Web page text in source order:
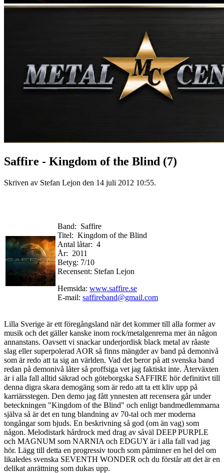
Saffire - Kingdom of the Blind (7)
Skriven av Stefan Lejon den 14 juli 2012 10:55.
Band: Saffire
Titel: Kingdom of the Blind
Antal låtar: 4
År: 2011
Betyg: 7/10
Recensent: Stefan Lejon
Hemsida: www.saffire.se
E-mail: saffireband@gmail.com
Lilla Sverige är ett föregångsland när det kommer till alla former av
musik och det gäller kanske inom rock/metalgenrerna mer än någon
annanstans. Oavsett vi snackar underjordisk black metal av råaste
slag eller superpolerad AOR så finns mängder av band på demonivå
som är redo att ta sig an världen. Vad det beror på att svenska band
redan på demonivå låter så proffsiga vet jag faktiskt inte. Återväxten
är i alla fall alltid säkrad och göteborgska SAFFIRE hör definitivt till
denna digra skara demogäng som är redo att ta ett kliv upp på
karriärsstegen. Den demo jag fått ynnesten att recensera går under
beteckningen "Kingdom of the Blind" och enligt bandmedlemmarna
själva så är det en tung blandning av 70-tal och mer moderna
tongångar som bjuds. En beskrivning så god (om än vag) som
någon. Melodistark hårdrock med drag av såväl DEEP PURPLE
och MAGNUM som NARNIA och EDGUY är i alla fall vad jag
hör. Lägg till detta en progressiv touch som påminner en hel del om
likaledes svenska SEVENTH WONDER och du förstår att det är en
delikat anrättning som dukas upp.